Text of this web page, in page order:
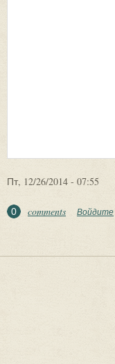
Пт, 12/26/2014 - 07:55
0 comments Войдите